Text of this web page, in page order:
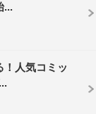
...
人気コミッ